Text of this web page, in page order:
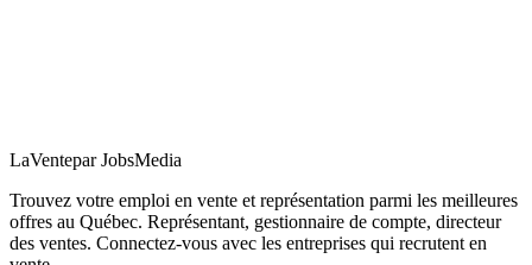
LaVentepar JobsMedia
Trouvez votre emploi en vente et représentation parmi les meilleures
offres au Québec. Représentant, gestionnaire de compte, directeur
des ventes. Connectez-vous avec les entreprises qui recrutent en